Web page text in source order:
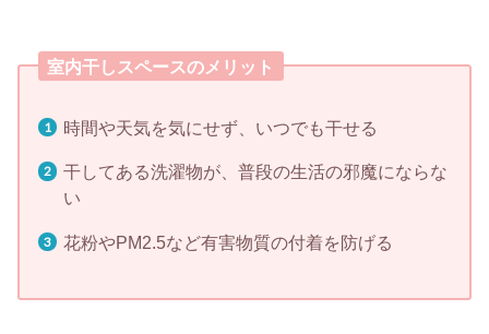
室内干しスペースのメリット
時間や天気を気にせず、いつでも干せる
干してある洗濯物が、普段の生活の邪魔にならな
い
花粉やPM2.5など有害物質の付着を防げる